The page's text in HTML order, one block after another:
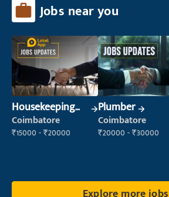
Jobs near you
Housekeeping
Staff
(Housekeeping)
Coimbatore
₹15000 - ₹20000
Plumber
Coimbatore
₹20000 - ₹30000